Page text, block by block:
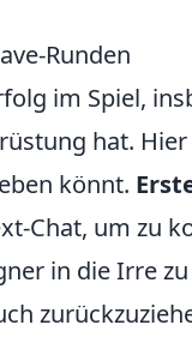
Runden
im Spiel,
hat.
könnt.
Chat, um zu
in die Irre